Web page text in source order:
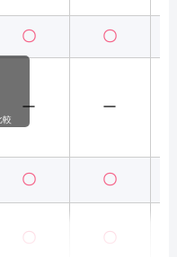
〇 〇
ー ー
〇 〇
〇 〇
較